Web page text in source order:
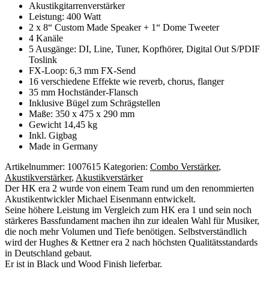
Akustikgitarrenverstärker
Leistung: 400 Watt
2 x 8“ Custom Made Speaker + 1“ Dome Tweeter
4 Kanäle
5 Ausgänge: DI, Line, Tuner, Kopfhörer, Digital Out S/PDIF
Toslink
FX-Loop: 6,3 mm FX-Send
16 verschiedene Effekte wie reverb, chorus, flanger
35 mm Hochständer-Flansch
Inklusive Bügel zum Schrägstellen
Maße: 350 x 475 x 290 mm
Gewicht 14,45 kg
Inkl. Gigbag
Made in Germany
Artikelnummer: 1007615 Kategorien: Combo Verstärker,
Akustikverstärker, Akustikverstärker
Der HK era 2 wurde von einem Team rund um den renommierten
Akustikentwickler Michael Eisenmann entwickelt.
Seine höhere Leistung im Vergleich zum HK era 1 und sein noch
stärkeres Bassfundament machen ihn zur idealen Wahl für Musiker,
die noch mehr Volumen und Tiefe benötigen. Selbstverständlich
wird der Hughes & Kettner era 2 nach höchsten Qualitätsstandards
in Deutschland gebaut.
Er ist in Black und Wood Finish lieferbar.